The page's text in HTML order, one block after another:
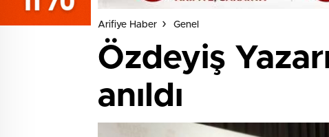
Arifiye Haber Genel
Özdeyiş
anıldı